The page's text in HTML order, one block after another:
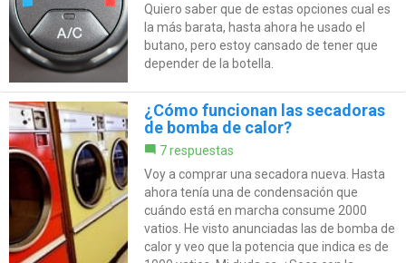
Quiero saber que de estas opciones cual es
la más barata, hasta ahora he usado el
butano, pero estoy cansado de tener que
depender de la botella.
¿Cómo funcionan las secadoras
de bomba de calor?
7 respuestas
Voy a comprar una secadora nueva. Hasta
ahora tenía una de condensación que
cuándo está en marcha consume 2000
vatios. He visto anunciadas las de bomba de
calor y veo que la potencia que indica es de